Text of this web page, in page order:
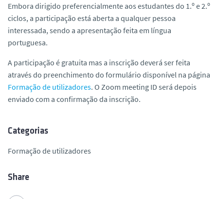
Embora dirigido preferencialmente aos estudantes do 1.º e 2.º
ciclos, a participação está aberta a qualquer pessoa
interessada, sendo a apresentação feita em língua
portuguesa.
A participação é gratuita mas a inscrição deverá ser feita
através do preenchimento do formulário disponível na página
Formação de utilizadores. O Zoom meeting ID será depois
enviado com a confirmação da inscrição.
Categorias
Formação de utilizadores
Share